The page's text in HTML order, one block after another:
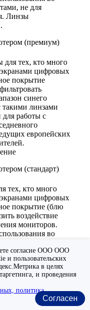
не для
Линзы
(премиум)
для тех, кто много
цифровых
покрытие
синего
такими линзами
для работы с
европейских
(стандарт)
тех, кто много
цифровых
покрытие (блю
воздействие
мониторов.
во
Линзы
или Ю.-В. Азии.
(премиум)
линзы для
проводит за
согласие ООО ООО
пользовательских
в целях
и проведения
политика
Согласен